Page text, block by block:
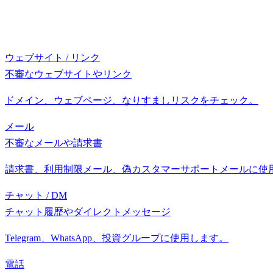
ウェブサイト / リンク
不審なウェブサイトやリンク
ドメイン、ウェブページ、なりすましリスクをチェック。
メール
不審なメールや請求書
請求書、利用制限メール、偽カスタマーサポートメールに使
チャット / DM
チャット履歴やダイレクトメッセージ
Telegram、WhatsApp、投資グループに使用します。
電話